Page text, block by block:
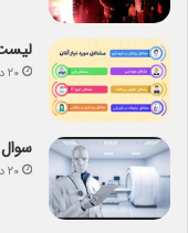
۲۰ دی ۱۴۰۲
۲۰ دی ۱۴۰۲